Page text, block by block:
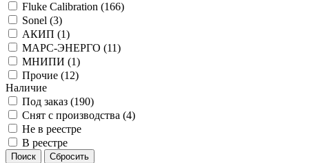
Fluke Calibration (166)
Sonel (3)
АКИП (1)
МАРС-ЭНЕРГО (11)
МНИПИ (1)
Прочие (12)
Наличие
Под заказ (190)
Снят с производства (4)
Не в реестре
В реестре